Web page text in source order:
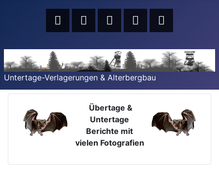
Untertage-Verlagerungen & Alterbergbau
Übertage &
Untertage
Berichte mit
vielen Fotografien